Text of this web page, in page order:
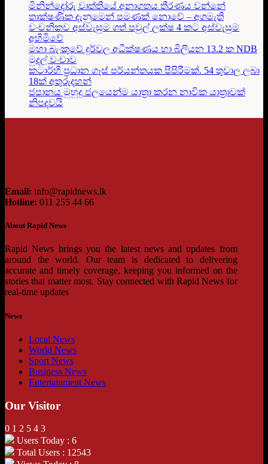
මිනින්දෝරු වෘත්තියේ අනාගතය තීරණය වන්නේ
තාක්ෂණික දැනුමෙන් පමණක් නොවේ – අගමැති
වංචනිකව අස්වැසුම ගත් පවුල් ලක්ෂ 4 කට අස්වැසුම
අහිමිවේ
මහා බැංකුවේ දුර්වල අධීක්ෂණය හා බිලියන 13.2 ක NDB
මුදල් වංචාව
කටාර්හි ප්‍රධාන ගෑස් පර්යන්තයක පිපිරීමක්. 54 තුවාල ලබා
18ක් අතුරුදහන්
ජපානය මුහුදු ජලයෙන්ම යාත්‍රා කරන නාවික යාත්‍රාවක්
නිපදවයි
Email: info@rapidnews.lk
Hotline: 011 255 44 66
About Rapid News
Rapid News brings you the latest news and updates from
around the world. Our team is dedicated to delivering
accurate and timely coverage, keeping you informed on the
stories that matter most. Stay connected with Rapid News for
real-time updates
News
Local News
World News
Sport News
Business News
Entertainment News
Our Visitor
0 1 2 5 4 3
Users Today : 6
Total Users : 12543